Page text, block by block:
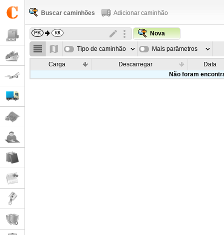
Buscar caminhões Adicionar caminhão
Nova
Tipo de caminhão Mais parâmetros
Carga Descarregar
Data
Não foram